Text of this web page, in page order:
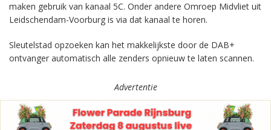
maken gebruik van kanaal 5C. Onder andere Omroep Midvliet uit
Leidschendam-Voorburg is via dat kanaal te horen.
Sleutelstad opzoeken kan het makkelijkste door de DAB+
ontvanger automatisch alle zenders opnieuw te laten scannen.
Advertentie